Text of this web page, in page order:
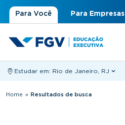
Para Você Para Empresas
Estudar em: Rio de Janeiro, RJ
Você está aqui
Home » Resultados de busca